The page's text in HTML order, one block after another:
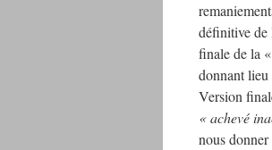
définitive de
finale de la
donnant lieu
Version
« achevé
nous